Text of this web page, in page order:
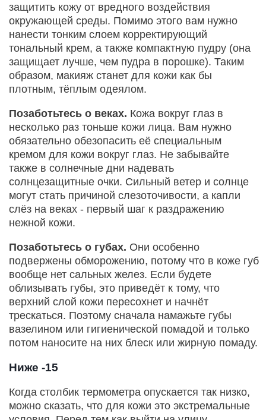
защитить кожу от вредного воздействия
окружающей среды. Помимо этого вам нужно
нанести тонким слоем корректирующий
тональный крем, а также компактную пудру (она
защищает лучше, чем пудра в порошке). Таким
образом, макияж станет для кожи как бы
плотным, тёплым одеялом.
Позаботьтесь о веках. Кожа вокруг глаз в
несколько раз тоньше кожи лица. Вам нужно
обязательно обезопасить её специальным
кремом для кожи вокруг глаз. Не забывайте
также в солнечные дни надевать
солнцезащитные очки. Сильный ветер и солнце
могут стать причиной слезоточивости, а капли
слёз на веках - первый шаг к раздражению
нежной кожи.
Позаботьтесь о губах. Они особенно
подвержены обморожению, потому что в коже губ
вообще нет сальных желез. Если будете
облизывать губы, это приведёт к тому, что
верхний слой кожи пересохнет и начнёт
трескаться. Поэтому сначала намажьте губы
вазелином или гигиенической помадой и только
потом наносите на них блеск или жирную помаду.
Ниже -15
Когда столбик термометра опускается так низко,
можно сказать, что для кожи это экстремальные